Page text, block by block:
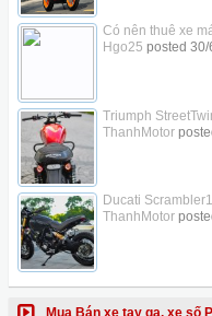
Có nên thuê xe
Hgo25 posted 30/
Triumph
ThanhMotor
Ducati
ThanhMotor
Mua Bán xe tay ga, xe số